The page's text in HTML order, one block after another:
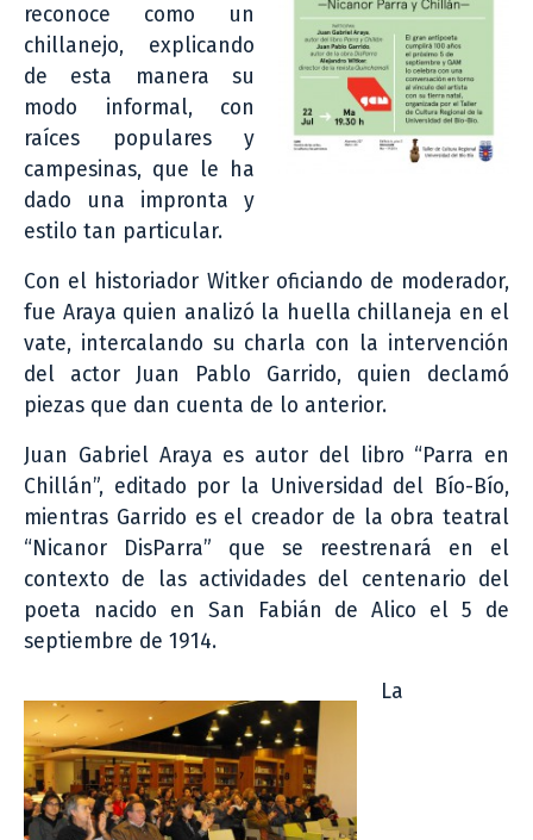
reconoce como un
chillanejo, explicando
de esta manera su
modo informal, con
raíces populares y
campesinas, que le ha
dado una impronta y
estilo tan particular.
Con el historiador Witker oficiando de moderador,
fue Araya quien analizó la huella chillaneja en el
vate, intercalando su charla con la intervención
del actor Juan Pablo Garrido, quien declamó
piezas que dan cuenta de lo anterior.
Juan Gabriel Araya es autor del libro “Parra en
Chillán”, editado por la Universidad del Bío-Bío,
mientras Garrido es el creador de la obra teatral
“Nicanor DisParra” que se reestrenará en el
contexto de las actividades del centenario del
poeta nacido en San Fabián de Alico el 5 de
septiembre de 1914.
La